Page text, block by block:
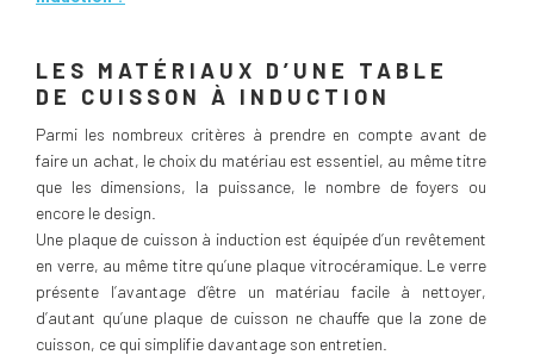
LES MATÉRIAUX D’UNE TABLE
DE CUISSON À INDUCTION
Parmi les nombreux critères à prendre en compte avant de
faire un achat, le choix du matériau est essentiel, au même titre
que les dimensions, la puissance, le nombre de foyers ou
encore le design.
Une plaque de cuisson à induction est équipée d’un revêtement
en verre, au même titre qu’une plaque vitrocéramique. Le verre
présente l’avantage d’être un matériau facile à nettoyer,
d’autant qu’une plaque de cuisson ne chauffe que la zone de
cuisson, ce qui simplifie davantage son entretien.